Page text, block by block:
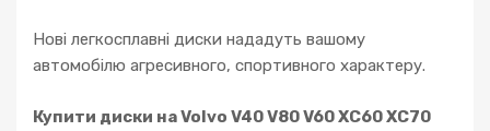
Нові легкосплавні диски нададуть вашому
автомобілю агресивного, спортивного характеру.
Купити диски на Volvo V40 V80 V60 XC60 XC70